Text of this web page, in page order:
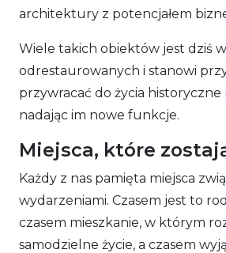
architektury z potencjałem
Wiele takich obiektów jest dziś
odrestaurowanych i stanowi
przywracać do życia
nadając im nowe funkcje.
Miejsca, które
Każdy z nas pamięta miejsca
wydarzeniami. Czasem jest to
czasem mieszkanie, w którym
samodzielne życie, a czasem